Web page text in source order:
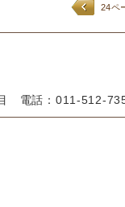
24ペ
電話：011-512-